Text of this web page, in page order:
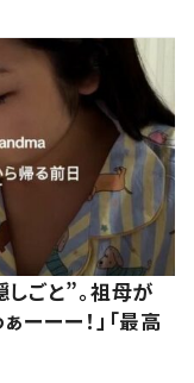
ごと”。祖母が
ーー！」「最高